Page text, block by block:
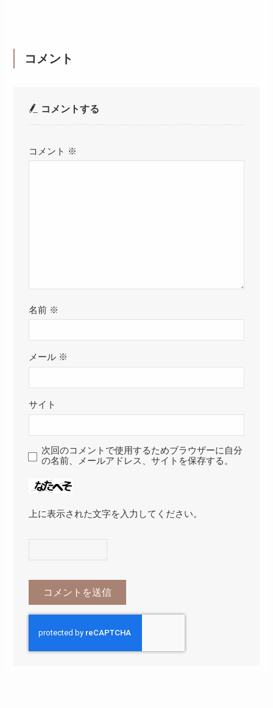
コメント
コメントする
コメント ※
名前 ※
メール ※
サイト
次回のコメントで使用するためブラウザーに自分
の名前、メールアドレス、サイトを保存する。
上に表示された文字を入力してください。